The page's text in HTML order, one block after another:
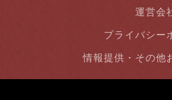
運営会
プライバシー
情報提供・その他